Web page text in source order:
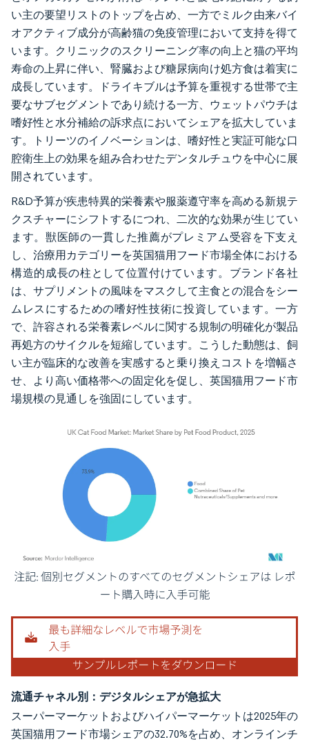
い主の要望リストのトップを占め、一方でミルク由来バイ
オアクティブ成分が高齢猫の免疫管理において支持を得て
います。クリニックのスクリーニング率の向上と猫の平均
寿命の上昇に伴い、腎臓および糖尿病向け処方食は着実に
成長しています。ドライキブルは予算を重視する世帯で主
要なサブセグメントであり続ける一方、ウェットパウチは
嗜好性と水分補給の訴求点においてシェアを拡大していま
す。トリーツのイノベーションは、嗜好性と実証可能な口
腔衛生上の効果を組み合わせたデンタルチュウを中心に展
開されています。
R&D予算が疾患特異的栄養素や服薬遵守率を高める新規テ
クスチャーにシフトするにつれ、二次的な効果が生じてい
ます。獣医師の一貫した推薦がプレミアム受容を下支え
し、治療用カテゴリーを英国猫用フード市場全体における
構造的成長の柱として位置付けています。ブランド各社
は、サプリメントの風味をマスクして主食との混合をシー
ムレスにするための嗜好性技術に投資しています。一方
で、許容される栄養素レベルに関する規制の明確化が製品
再処方のサイクルを短縮しています。こうした動態は、飼
い主が臨床的な改善を実感すると乗り換えコストを増幅さ
せ、より高い価格帯への固定化を促し、英国猫用フード市
場規模の見通しを強固にしています。
画像 © Mordor Intelligence。再利用にはCC BY 4.0の表示が必要です。
流通チャネル別：デジタルシェアが急拡大
スーパーマーケットおよびハイパーマーケットは2025年の
英国猫用フード市場シェアの32.70%を占め、オンラインチ